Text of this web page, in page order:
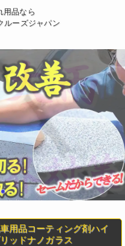
用品なら
ルーズジャパン
用品コーティング剤ハイ
ッドナノガラス